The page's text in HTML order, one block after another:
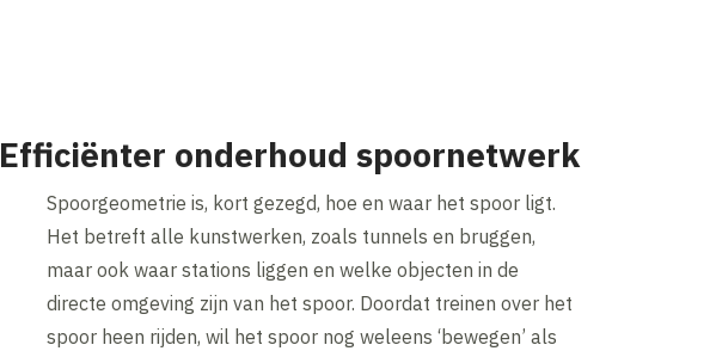
Efficiënter onderhoud spoornetwerk
Spoorgeometrie is, kort gezegd, hoe en waar het spoor ligt.
Het betreft alle kunstwerken, zoals tunnels en bruggen,
maar ook waar stations liggen en welke objecten in de
directe omgeving zijn van het spoor. Doordat treinen over het
spoor heen rijden, wil het spoor nog weleens ‘bewegen’ als